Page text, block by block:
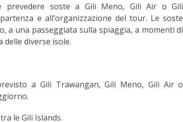
prevedere soste a Gili Meno, Gili Air o Gili
e all’organizzazione del tour. Le soste
a una passeggiata sulla spiaggia, a momenti di
delle diverse isole.
a Gili Trawangan, Gili Meno, Gili Air o
le Gili Islands.